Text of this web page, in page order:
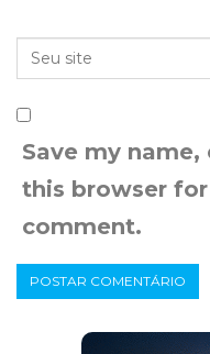
Save my
this browser
comment.